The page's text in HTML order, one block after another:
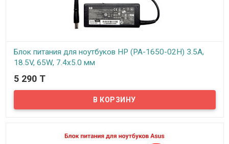
Блок питания для ноутбуков HP (PA-1650-02H) 3.5A,
18.5V, 65W, 7.4x5.0 мм
В наличии
Надёжный сетевой блок питания на 220 вольт для вашего
ноутбука HP. Блок питания рассчитан на напряжение: 18.5В и силу
тока 3.5А
5 290 T